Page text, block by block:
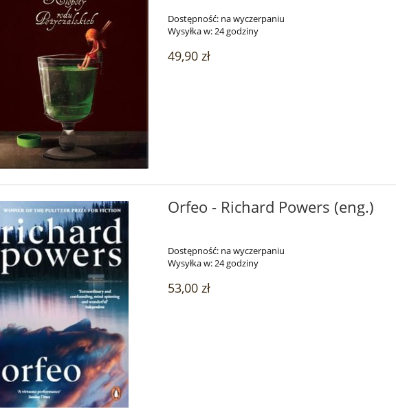
Dostępność: na wyczerpaniu
Wysyłka w:24 godziny
49,90 zł
Orfeo - Richard Powers (eng.)
Dostępność: na wyczerpaniu
Wysyłka w:24 godziny
53,00 zł